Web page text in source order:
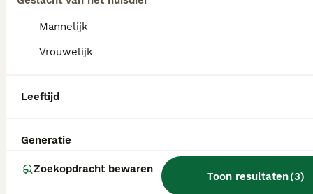
Mannelijk
Vrouwelijk
Leeftijd
Generatie
Zoekopdracht bewaren
Toon resultaten(3)
Maltipoo
8 weken
Leeftijd
1
Geslacht
€ 2.150